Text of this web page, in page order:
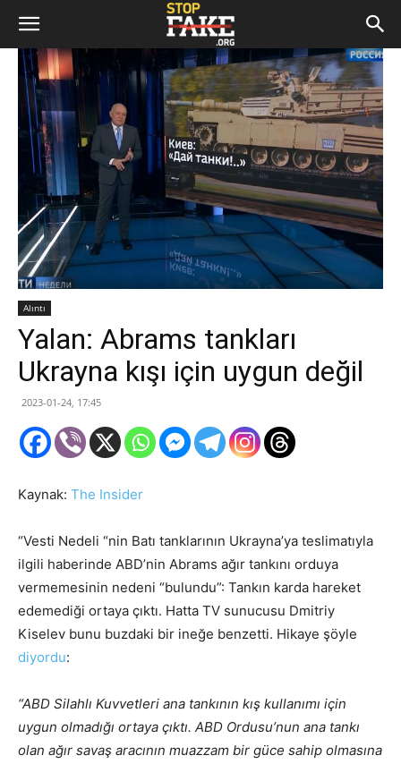
Alıntı
Yalan: Abrams tankları
Ukrayna kışı için uygun değil
2023-01-24, 17:45
Kaynak: The Insider
“Vesti Nedeli “nin Batı tanklarının Ukrayna’ya teslimatıyla
ilgili haberinde ABD’nin Abrams ağır tankını orduya
vermemesinin nedeni “bulundu”: Tankın karda hareket
edemediği ortaya çıktı. Hatta TV sunucusu Dmitriy
Kiselev bunu buzdaki bir ineğe benzetti. Hikaye şöyle
diyordu:
“ABD Silahlı Kuvvetleri ana tankının kış kullanımı için
uygun olmadığı ortaya çıktı. ABD Ordusu’nun ana tankı
olan ağır savaş aracının muazzam bir güce sahip olmasına